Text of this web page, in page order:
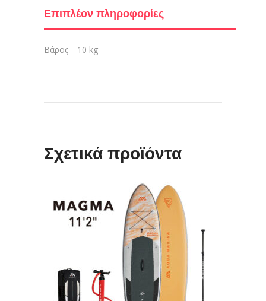
Επιπλέον πληροφορίες
Βάρος 10 kg
Σχετικά προϊόντα
ΠΡΟΣΘΉΚΗ ΣΤΟ ΚΑΛΆΘΙ